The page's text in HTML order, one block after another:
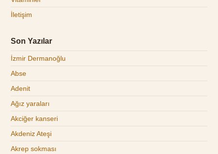
İletişim
Son Yazılar
İzmir Dermanoğlu
Abse
Adenit
Ağız yaraları
Akciğer kanseri
Akdeniz Ateşi
Akrep sokması